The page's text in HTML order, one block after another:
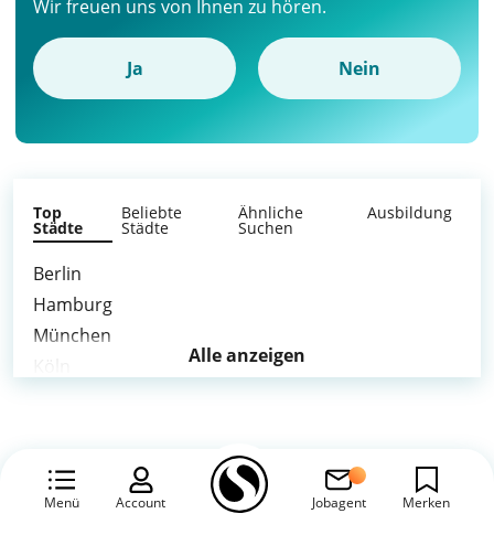
Menü Account Jobagent Merken
Wir freuen uns von Ihnen zu hören.
Ja Nein
Top
Städte
Beliebte
Städte
Ähnliche
Suchen
Ausbildung
Berlin
Hamburg
München
Dortmund
Alle anzeigen